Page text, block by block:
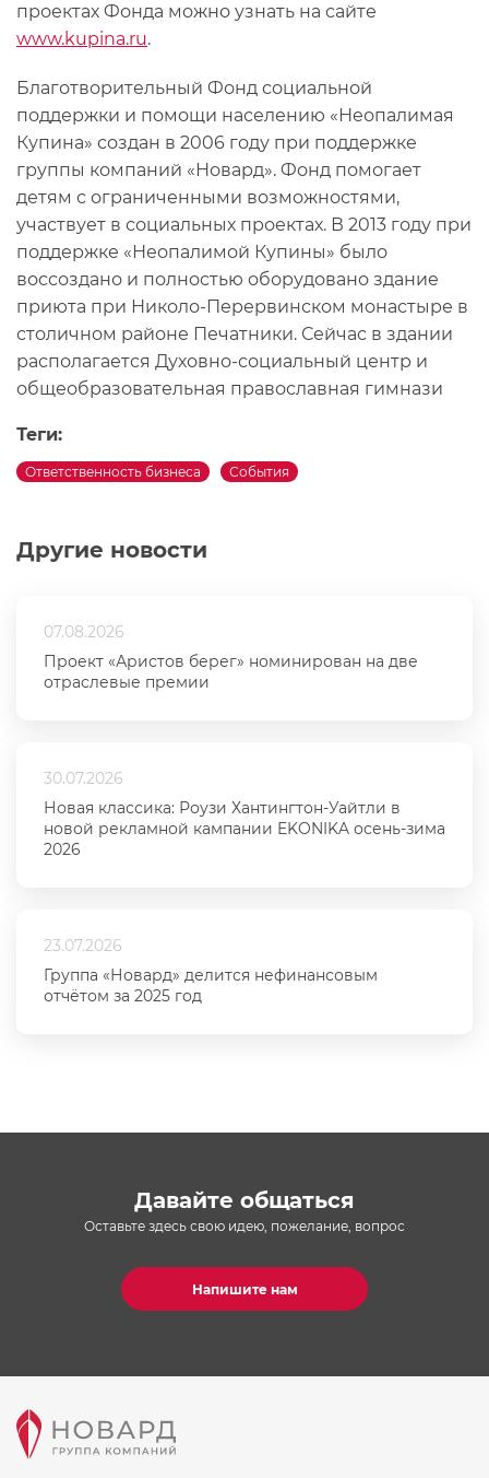
Другие новости
07.08.2026
Проект «Аристов берег» номинирован на две
отраслевые премии
30.07.2026
Новая классика: Роузи Хантингтон-Уайтли в
новой рекламной кампании EKONIKA осень-зима
2026
23.07.2026
Группа «Новард» делится нефинансовым
отчётом за 2025 год
проектах Фонда можно узнать на сайте
www.kupina.ru.
Благотворительный Фонд социальной
поддержки и помощи населению «Неопалимая
Купина» создан в 2006 году при поддержке
группы компаний «Новард». Фонд помогает
детям с ограниченными возможностями,
участвует в социальных проектах. В 2013 году при
поддержке «Неопалимой Купины» было
воссоздано и полностью оборудовано здание
приюта при Николо-Перервинском монастыре в
столичном районе Печатники. Сейчас в здании
располагается Духовно-социальный центр и
общеобразовательная православная гимнази
Теги:
Ответственность бизнеса События
Давайте общаться
Оставьте здесь свою идею, пожелание, вопрос
Напишите нам